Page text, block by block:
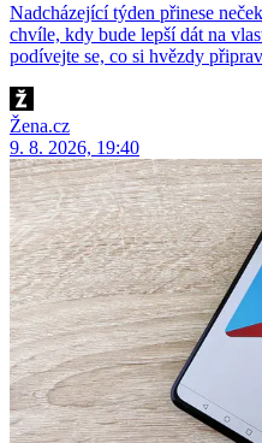
Nadcházející týden přinese
chvíle, kdy bude lepší dát na
podívejte se, co si hvězdy
Žena.cz
9. 8. 2026, 19:40